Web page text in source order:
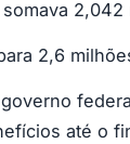
2,6
até o